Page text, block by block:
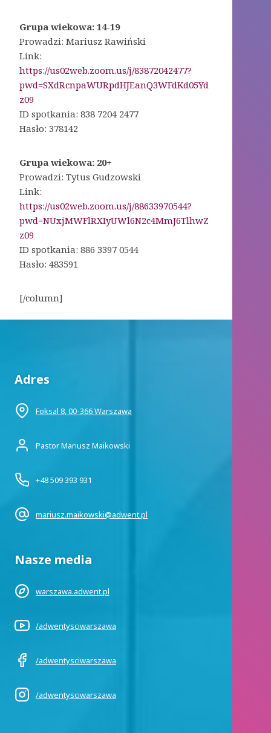
Grupa wiekowa: 14-19
Prowadzi: Mariusz Rawiński
Link:
https://us02web.zoom.us/j/83872042477?
pwd=SXdRcnpaWURpdHJEanQ3WFdKd05Yd
z09
ID spotkania: 838 7204 2477
Hasło: 378142
Grupa wiekowa: 20+
Prowadzi: Tytus Gudzowski
Link:
https://us02web.zoom.us/j/88633970544?
pwd=NUxjMWFlRXIyUWl6N2c4MmJ6TlhwZ
z09
ID spotkania: 886 3397 0544
Hasło: 483591
[/column]
Adres
Foksal 8, 00-366 Warszawa
Pastor Mariusz Maikowski
+48 509 393 931
mariusz.maikowski@adwent.pl
Nasze media
warszawa.adwent.pl
/adwentysciwarszawa
/adwentysciwarszawa
/adwentysciwarszawa